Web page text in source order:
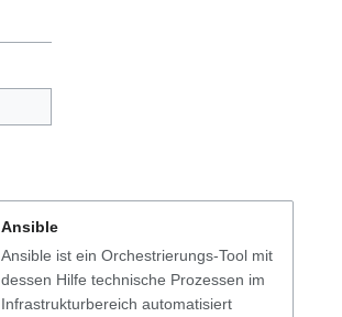
Ansible
Ansible ist ein Orchestrierungs-Tool mit
dessen Hilfe technische Prozessen im
Infrastrukturbereich automatisiert